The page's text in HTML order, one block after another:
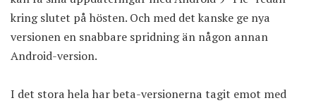
kring slutet på hösten. Och med det kanske ge nya
versionen en snabbare spridning än någon annan
Android-version.
I det stora hela har beta-versionerna tagit emot med